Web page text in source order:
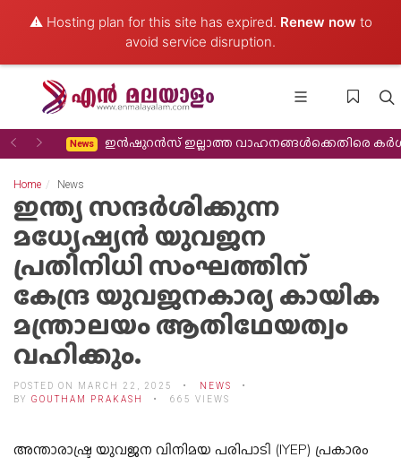
⚠️ Hosting plan for this site has expired. Renew now to
avoid service disruption.
Previous
Next
കാണാൻ News ഇൻഷുറൻസ് ഇല്ലാത്ത വാഹനങ്ങൾക്കെതിരെ
Home News
ഇന്ത്യ സന്ദർശിക്കുന്ന
മധ്യേഷ്യൻ യുവജന
പ്രതിനിധി സംഘത്തിന്
കേന്ദ്ര യുവജനകാര്യ കായിക
മന്ത്രാലയം ആതിഥേയത്വം
വഹിക്കും.
POSTED ON MARCH 22, 2025
NEWS
BY GOUTHAM PRAKASH 665 VIEWS
അന്താരാഷ്ട്ര യുവജന വിനിമയ പരിപാടി (IYEP) പ്രകാരം